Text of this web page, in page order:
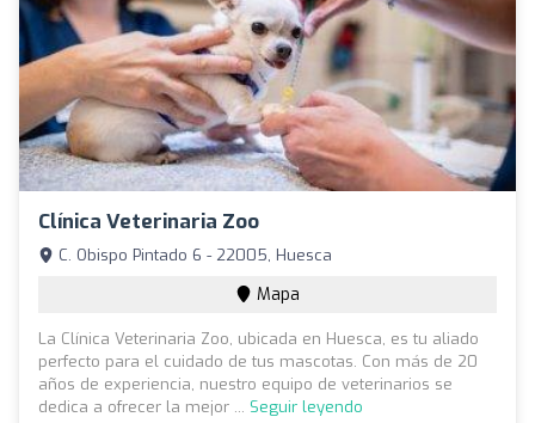
Clínica Veterinaria Zoo
C. Obispo Pintado 6 - 22005, Huesca
Mapa
La Clínica Veterinaria Zoo, ubicada en Huesca, es tu aliado
perfecto para el cuidado de tus mascotas. Con más de 20
años de experiencia, nuestro equipo de veterinarios se
dedica a ofrecer la mejor ... Seguir leyendo